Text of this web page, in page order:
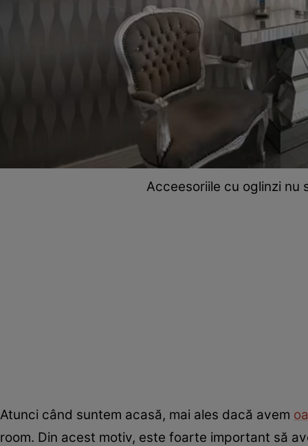
Acceesoriile cu oglinzi
Atunci când suntem acasă, mai ales dacă avem
room. Din acest motiv, este foarte important să